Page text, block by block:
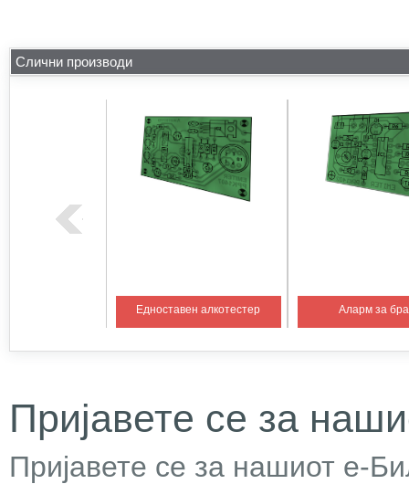
Слични производи
Едноставен алкотестер Аларм за
Пријавете се за
Пријавете се за нашиот е-